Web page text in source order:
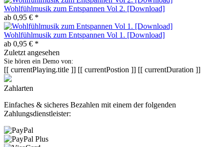
Wohlfühlmusik zum Entspannen Vol 2. [Download]
ab 0,95 € *
Wohlfühlmusik zum Entspannen Vol 1. [Download]
ab 0,95 € *
Zuletzt angesehen
Sie hören ein Demo von:
[[ currentPlaying.title ]] [[ currentPostion ]] [[ currentDuration ]]
Zahlarten
Einfaches & sicheres Bezahlen mit einem der folgenden
Zahlungsdienstleister: